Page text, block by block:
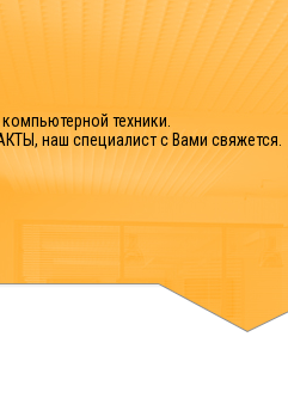
техники.
наш специалист с Вами свяжется.